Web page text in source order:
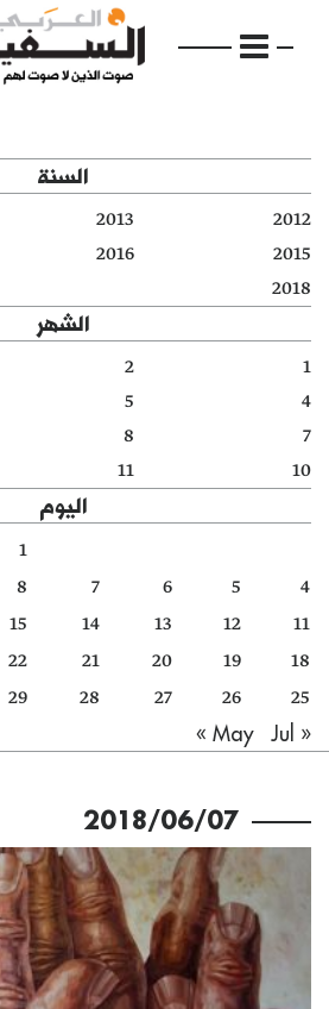
الرئيسية
مواضيع
دفاتر
الأرشيف
السنة
2012
2013
2015
2016
2018
الشهر
1
2
4
5
7
8
10
11
اليوم
1
4
5
6
7
8
11
12
13
14
15
18
19
20
21
22
25
26
27
28
29
« May
Jul »
2018/06/07